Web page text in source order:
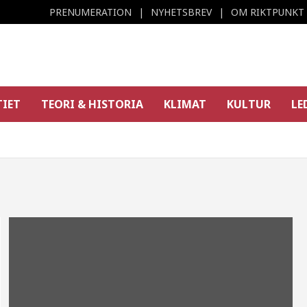
PRENUMERATION NYHETSBREV OM RIKTPUNKT
TEORI & HISTORIA KLIMAT KULTUR